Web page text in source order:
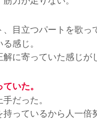
目立つパートを歌っ
感じ。
に寄っていた感じが
いた。
だった。
っているから人一倍